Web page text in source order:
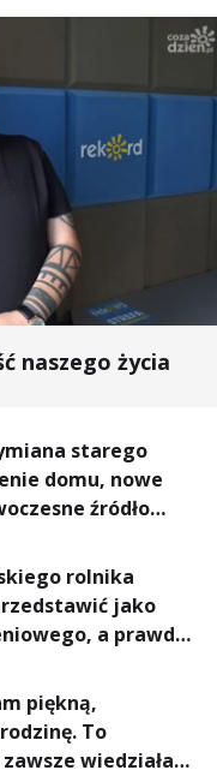
naszego życia
starego
domu, nowe
źródło
lepszy
i... czystsze
rolnika
jako
a prawda
piękną,
To
wiedziałam,